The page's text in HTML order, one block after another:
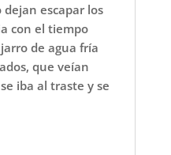
dejan escapar los
con el tiempo
de agua fría
que veían
iba al traste y se